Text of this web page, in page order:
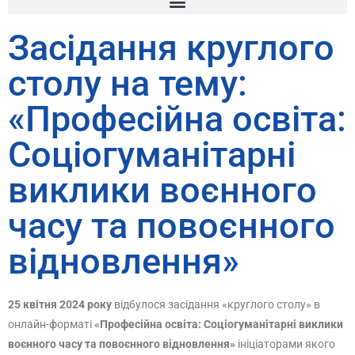
Засідання круглого
столу на тему:
«Професійна освіта:
Соціогуманітарні
виклики воєнного
часу та повоєнного
відновлення»
25 квітня 2024 року відбулося засідання «круглого столу» в
онлайн-форматі«Професійна освіта: Соціогуманітарні виклики
воєнного часу та повоєнного відновлення» ініціаторами якого